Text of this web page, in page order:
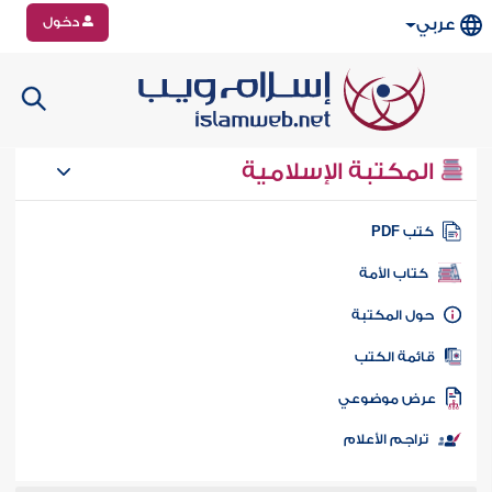
عربي دخول
المكتبة الإسلامية
كتب PDF
كتاب الأمة
المكتبة
الكتب
موضوعي